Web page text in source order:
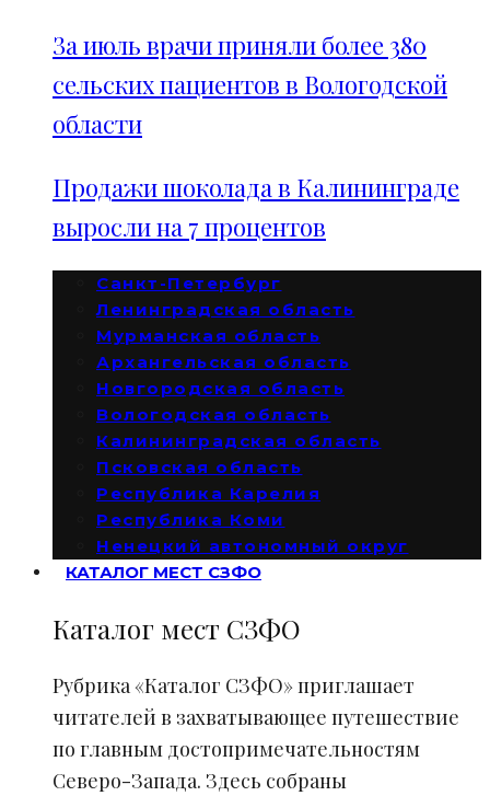
За июль врачи приняли более 380
сельских пациентов в Вологодской
области
Продажи шоколада в Калининграде
выросли на 7 процентов
Санкт-Петербург
Ленинградская область
Мурманская область
Архангельская область
Новгородская область
Вологодская область
Калининградская область
Псковская область
Республика Карелия
Республика Коми
Ненецкий автономный округ
КАТАЛОГ МЕСТ СЗФО
Каталог мест СЗФО
Рубрика «Каталог СЗФО» приглашает
читателей в захватывающее путешествие
по главным достопримечательностям
Северо-Запада. Здесь собраны